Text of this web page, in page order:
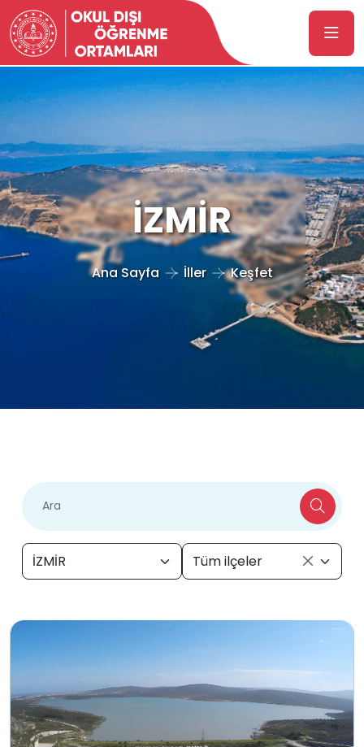
İZMİR
Ana Sayfa İller Keşfet
İZMİR Tüm ilçeler